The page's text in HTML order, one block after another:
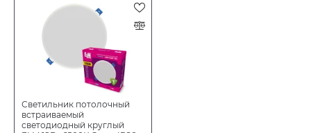
Светильник потолочный
встраиваемый
светодиодный круглый